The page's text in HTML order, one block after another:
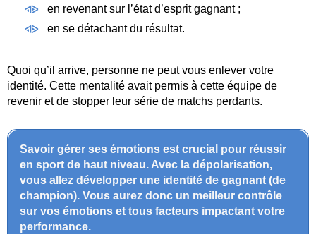
en revenant sur l’état d’esprit gagnant ;
en se détachant du résultat.
Quoi qu’il arrive, personne ne peut vous enlever votre
identité. Cette mentalité avait permis à cette équipe de
revenir et de stopper leur série de matchs perdants.
Savoir gérer ses émotions est crucial pour réussir
en sport de haut niveau. Avec la dépolarisation,
vous allez développer une identité de gagnant (de
champion). Vous aurez donc un meilleur contrôle
sur vos émotions et tous facteurs impactant votre
performance.